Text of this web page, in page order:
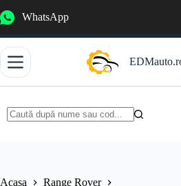
la
WhatsApp
Acasa
Range Rover